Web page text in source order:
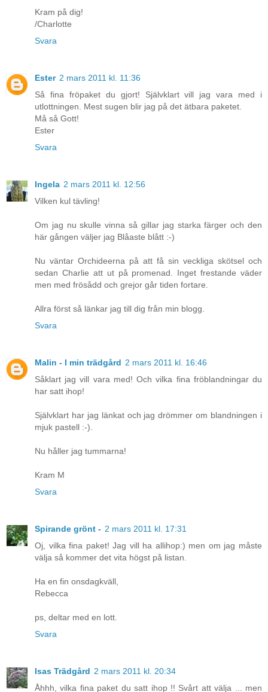
Kram på dig!
/Charlotte
Svara
Ester 2 mars 2011 kl. 11:36
Så fina fröpaket du gjort! Självklart vill jag vara med i
utlottningen. Mest sugen blir jag på det ätbara paketet.
Må så Gott!
Ester
Svara
Ingela 2 mars 2011 kl. 12:56
Vilken kul tävling!
Om jag nu skulle vinna så gillar jag starka färger och den
här gången väljer jag Blåaste blått :-)
Nu väntar Orchideerna på att få sin veckliga skötsel och
sedan Charlie att ut på promenad. Inget frestande väder
men med frösådd och grejor går tiden fortare.
Allra först så länkar jag till dig från min blogg.
Svara
Malin - I min trädgård 2 mars 2011 kl. 16:46
Såklart jag vill vara med! Och vilka fina fröblandningar du
har satt ihop!
Självklart har jag länkat och jag drömmer om blandningen i
mjuk pastell :-).
Nu håller jag tummarna!
Kram M
Svara
Spirande grönt - 2 mars 2011 kl. 17:31
Oj, vilka fina paket! Jag vill ha allihop:) men om jag måste
välja så kommer det vita högst på listan.
Ha en fin onsdagkväll,
Rebecca
ps, deltar med en lott.
Svara
Isas Trädgård 2 mars 2011 kl. 20:34
Åhhh, vilka fina paket du satt ihop !! Svårt att välja ... men